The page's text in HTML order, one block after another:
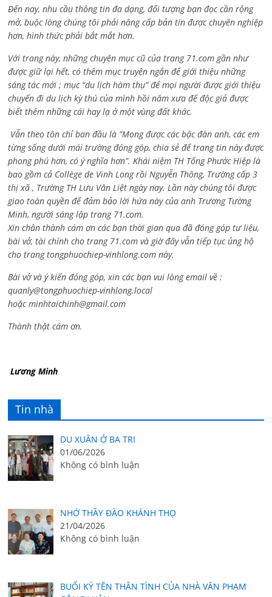
Đến nay, nhu cầu thông tin đa dạng, đối tượng bạn đọc cần rộng
mở, buộc lòng chúng tôi phải nâng cấp bản tin được chuyên nghiệp
hơn, hình thức phải bắt mắt hơn.
Với trang này, những chuyên mục cũ của trang 71.com gần như
được giữ lại hết, có thêm mục truyện ngắn để giới thiệu những
sáng tác mới ; mục “du lịch hàm thụ” để mọi người được giới thiệu
chuyến đi du lịch kỳ thú của mình hồi năm xưa để độc giả được
biết thêm những cái hay lạ ở một vùng đất khác.
Vẫn theo tôn chỉ ban đầu là “Mong được các bậc đàn anh, các em
từng sống dưới mái trường đóng góp, chia sẻ để trang tin này được
phong phú hơn, có ý nghĩa hơn”. Khái niệm TH Tống Phước Hiệp là
bao gồm cả Collège de Vinh Long rồi Nguyễn Thông, Trường cấp 3
thị xã , Trường TH Lưu Văn Liệt ngày nay. Lần này chúng tôi được
giao toàn quyền để đảm bảo lời hứa này của anh Trương Tường
Minh, người sáng lập trang 71.com.
Xin chân thành cám ơn các bạn thời gian qua đã đóng góp tư liệu,
bài vở, tài chính cho trang 71.com và giờ đây vẫn tiếp tục ủng hộ
cho trang tongphuochiep-vinhlong.com này.
Bài vở và ý kiến đóng góp, xin các bạn vui lòng email về :
quanly@tongphuochiep-vinhlong.local
hoặcminhtaichinh@gmail.com
Thành thật cám ơn.
Lương Minh
Tin nhà
DU XUÂN Ở BA TRI
01/06/2026
Không có bình luận
NHỚ THẦY ĐÀO KHÁNH THỌ
21/04/2026
Không có bình luận
BUỔI KÝ TÊN THÂN TÌNH CỦA NHÀ VĂN PHẠM